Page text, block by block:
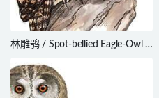
林雕鸮 / Spot-bellied Eagle-Owl /